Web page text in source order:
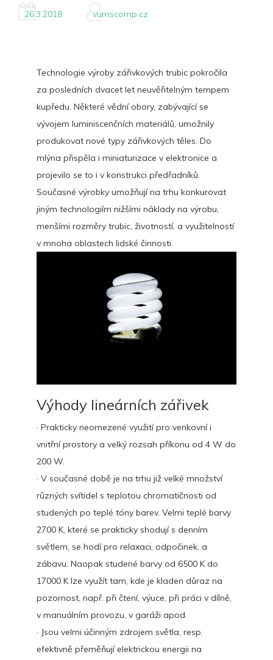
26.3.2018 vumscomp.cz
Technologie výroby zářivkových trubic pokročila
za posledních dvacet let neuvěřitelným tempem
kupředu. Některé vědní obory, zabývající se
vývojem luminiscenčních materiálů, umožnily
produkovat nové typy zářivkových těles. Do
mlýna přispěla i miniaturizace v elektronice a
projevilo se to i v konstrukci předřadníků.
Současné výrobky umožňují na trhu konkurovat
jiným technologiím nižšími náklady na výrobu,
menšími rozměry trubic, životností, a využitelností
v mnoha oblastech lidské činnosti.
Výhody lineárních zářivek
· Prakticky neomezené využití pro venkovní i
vnitřní prostory a velký rozsah příkonu od 4 W do
200 W.
· V současné době je na trhu již velké množství
různých svítidel s teplotou chromatičnosti od
studených po teplé tóny barev. Velmi teplé barvy
2700 K, které se prakticky shodují s denním
světlem, se hodí pro relaxaci, odpočinek, a
zábavu. Naopak studené barvy od 6500 K do
17000 K lze využít tam, kde je kladen důraz na
pozornost, např. při čtení, výuce, při práci v dílně,
v manuálním provozu, v garáži apod.
· Jsou velmi účinným zdrojem světla, resp.
efektivně přeměňují elektrickou energii na